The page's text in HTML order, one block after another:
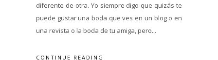
diferente de otra. Yo siempre digo que quizás te
puede gustar una boda que ves en un blog o en
una revista o la boda de tu amiga, pero...
CONTINUE READING